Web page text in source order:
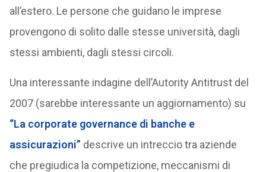
all’estero. Le persone che guidano le imprese
provengono di solito dalle stesse università, dagli
stessi ambienti, dagli stessi circoli.
Una interessante indagine dell’Autority Antitrust del
2007 (sarebbe interessante un aggiornamento) su
“La corporate governance di banche e
assicurazioni” descrive un intreccio tra aziende
che pregiudica la competizione, meccanismi di